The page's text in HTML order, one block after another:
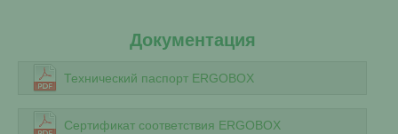
Документация
Технический паспорт ERGOBOX
Сертификат соответствия ERGOBOX